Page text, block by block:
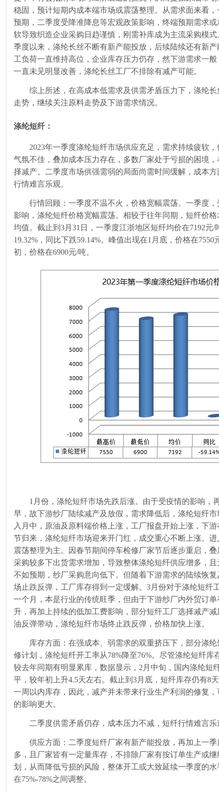
稳固，预计短期内成本端市场或震荡整理。从需求面来看
预期，二季度受降准降息等宏观政策影响，终端预期需求
软导致织造企业采购日趋谨慎，刚需补库成为主流采购模
季度以来，涤纶长丝不断有新产能投放，后续陆续还有新
工负荷一直维持高位，企业库存压力仍存，然下游需求一
一直未见明显改善，涤纶长丝工厂不排除有减产可能。
综上所述，在高成本低需求及供需矛盾压力下，涤纶
走势，继续关注原料走势及下游需求情况。
涤纶短纤：
2023年一季度涤纶短纤市场供应充足，需求持续疲软
气氛不佳，叠加成本压力存在，多数厂家处于亏损的困境
择减产。二季度市场供强需弱的局面尚需时间缓解，成本
行情难言乐观。
行情回顾：一季度不温不火，价格宽幅震荡。一季度
影响，涤纶短纤价格宽幅震荡。相较于往年同期，短纤价
均值。截止到3月31 日，一季度江浙地区短纤均价在7192元/
19.32% ，同比下跌59.14%。峰值出现在1 月底，价格在7550
初，价格在6900元/吨。
1月份，涤纶短纤市场先跌后涨。由于受疫情的影响，
早，故下游纱厂陆续减产及放假，需求降低后，涤纶短纤
入月中，原油及原料端价格上涨，工厂报盘开始上涨，下
节归来，涤纶短纤市场迎来开门红，成交重心不断上涨。进
震荡整理为主。因春节期间停车检修厂家节后逐步重启，
采购较多下出货需求增加，导致整体涤纶短纤供应增多，
不如预期，纱厂采购意向低下。但随着下游需求的陆续恢
场止跌反弹，工厂库存得到一定缓解。3月份对于涤纶短纤
一个月，本是行业的传统旺季，但由于下游纱厂内外贸订
升，再加上持续的低加工费影响，部分短纤工厂选择减产
油反弹带动，涤纶短纤市场终止跌反弹，价格加快上涨。
库存方面：在强成本、弱需求的双重挤压下，部分涤
修计划，涤纶短纤开工率从78%降至76%。尽管涤纶短纤库
较去年同期有明显累库，数据显示， 2 月中旬，国内涤纶短
平，较年初上升4.5天左右。截止到3月底，短纤库存仍有8
一周以内库存，因此，减产并未带来行业生产利润的修复
的影响更大。
二季度供需矛盾仍存，成本压力不减，短纤行情难言乐
供应方面：二季度短纤厂家有新产能投放，再加上一
多，且厂家皆有一定量库存，不排除厂家有按订单生产或
划，从而降低亏损的风险，整体开工或大致延续一季度的
在75%-78%之间调整。